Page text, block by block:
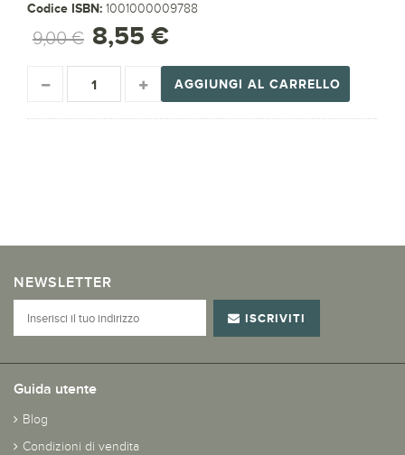
Codice ISBN: 1001000009788
9,00 € 8,55 €
AGGIUNGI AL CARRELLO
NEWSLETTER
ISCRIVITI
Guida utente
Blog
Condizioni di vendita